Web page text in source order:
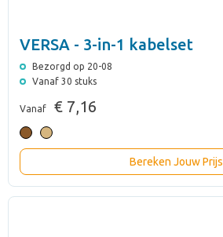
VERSA - 3-in-1 kabelset
Bezorgd op 20-08
Vanaf 30 stuks
Vanaf € 7,16
Bereken Jouw Prijs